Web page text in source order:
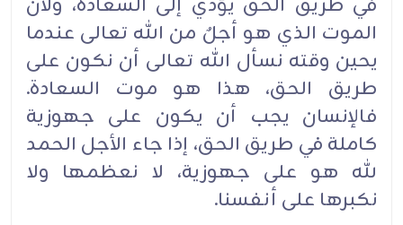
الموت الذي هو أجلٌ من الله تعالى عندما
يحين وقته نسأل الله تعالى أن نكون على
طريق الحق، هذا هو موت السعادة.
فالإنسان يجب أن يكون على جهوزية
كاملة في طريق الحق، إذا جاء الأجل الحمد
لله هو على جهوزية، لا نعظمها ولا
نكبرها على أنفسنا.